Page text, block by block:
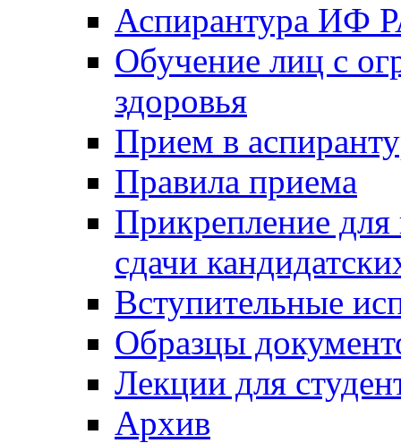
Аспирантура ИФ
Обучение лиц с
здоровья
Прием в
Правила приема
Прикрепление для
сдачи
Вступительные
Образцы
Лекции для
Архив